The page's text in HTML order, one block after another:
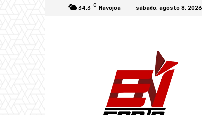
34.3 C Navojoa sábado, agosto 8, 2026